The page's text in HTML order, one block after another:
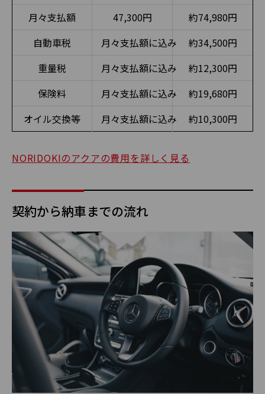
月々支払額
47,300円
約74,980円
自動車税
月々支払額に込み
約34,500円
重量税
月々支払額に込み
約12,300円
保険料
月々支払額に込み
約19,680円
オイル交換等
月々支払額に込み 約10,300円
NORIDOKIのアクアの費用を詳しく見る
契約から納車までの流れ